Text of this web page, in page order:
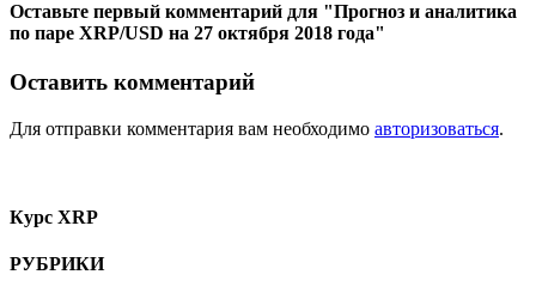
Оставьте первый комментарий для "Прогноз и аналитика
по паре XRP/USD на 27 октября 2018 года"
Оставить комментарий
Для отправки комментария вам необходимо авторизоваться.
Курс XRP
РУБРИКИ